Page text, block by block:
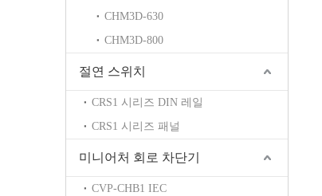
CHM3D-630
CHM3D-800
절연 스위치
CRS1 시리즈 DIN 레일
CRS1 시리즈 패널
미니어처 회로 차단기
CVP-CHB1 IEC